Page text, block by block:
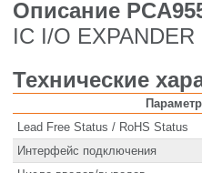
Описание
IC I/O
Технические
Параметр
Lead Free Status / RoHS Status
Интерфейс подключения